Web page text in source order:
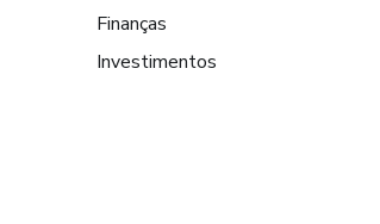
Finanças
Investimentos